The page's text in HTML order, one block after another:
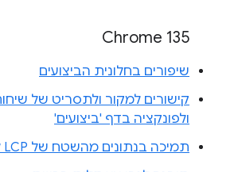
Chrome 135
שיפורים בחלונית הביצועים
קישורים למקור ולתסריט של
ולפונקציה בדף 'ביצועים'
תמיכה בנתונים מהשטח של LCP לפי שלב